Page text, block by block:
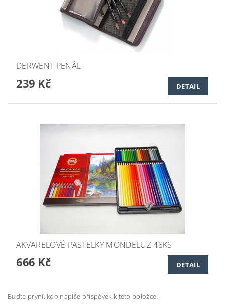
DERWENT PENÁL
239 Kč DETAIL
AKVARELOVÉ PASTELKY MONDELUZ 48KS
666 Kč DETAIL
Buďte první, kdo napíše příspěvek k této položce.